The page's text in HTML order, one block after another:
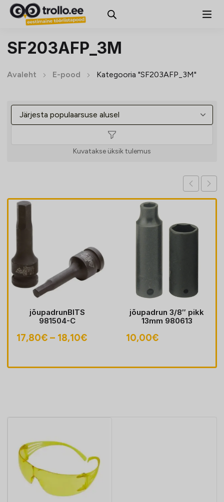
SF203AFP_3M
Avaleht E-pood Kategooria "SF203AFP_3M"
Kuvatakse üksik tulemus
jõupadrunBITS
981504-C
17,80€ – 18,10€Hinnavahemik:
jõupadrun 3/8″ pikk
13mm 980613
10,00€